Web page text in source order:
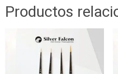
Productos